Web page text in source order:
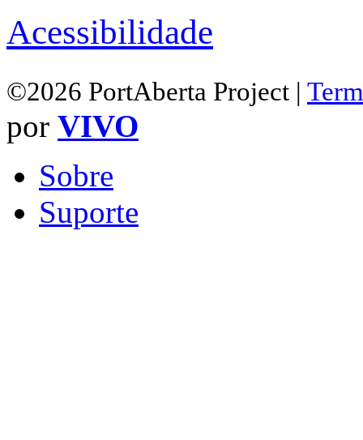
Acessibilidade
©2026 PortAberta Project |
por VIVO
Sobre
Suporte